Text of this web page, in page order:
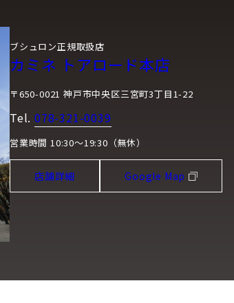
ブシュロン正規取扱店
カミネ トアロード本店
〒650-0021 神戸市中央区三宮町3丁目1-22
Tel. 078-321-0039
営業時間 10:30～19:30（無休）
店舗詳細 Google Map